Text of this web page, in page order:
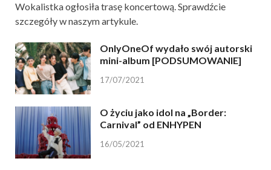
Wokalistka ogłosiła trasę koncertową. Sprawdźcie
szczegóły w naszym artykule.
OnlyOneOf wydało swój autorski
mini-album [PODSUMOWANIE]
17/07/2021
O życiu jako idol na „Border:
Carnival” od ENHYPEN
16/05/2021